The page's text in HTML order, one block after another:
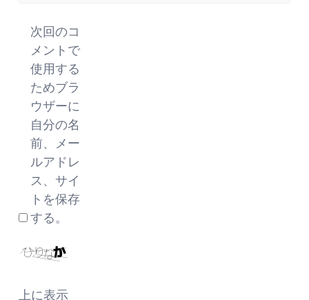
次回のコ
メントで
使用する
ためブラ
ウザーに
自分の名
前、メー
ルアドレ
ス、サイ
トを保存
する。
上に表示